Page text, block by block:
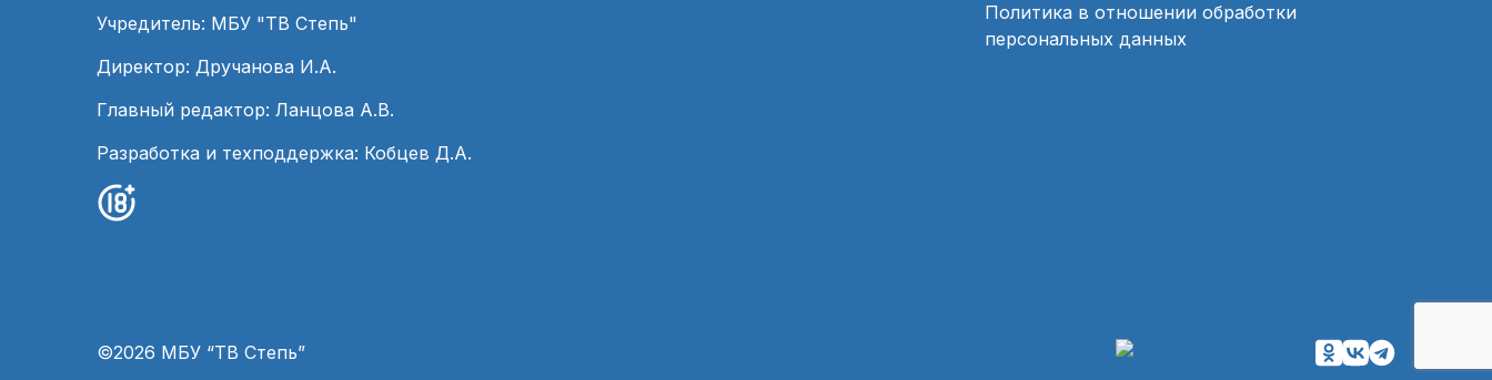
Учредитель: МБУ "ТВ Степь"
Директор: Дручанова И.А.
Главный редактор: Ланцова А.В.
Разработка и техподдержка: Кобцев Д.А.
Политика в отношении обработки
персональных данных
©2026 МБУ “ТВ Степь”